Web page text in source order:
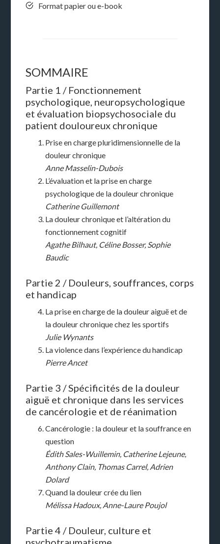
Format papier ou e-book
SOMMAIRE
Partie 1 / Fonctionnement
psychologique, neuropsychologique
et évaluation biopsychosociale du
patient douloureux chronique
Prise en charge pluridimensionnelle de la
douleur chronique
Anne Masselin-Dubois
L’évaluation et la prise en charge
psychologique de la douleur chronique
Catherine Guillemont
La douleur chronique et l’altération du
fonctionnement cognitif
Agathe Bilhaut, Céline Bosser, Sophie
Baudic
Partie 2 / Douleurs, souffrances, corps
et handicap
La prise en charge de la douleur aiguë et de
la douleur chronique chez les sportifs
Julie Wynants
La violence dans l’expérience du handicap
Pierre Ancet
Partie 3 / Spécificités de la douleur
aiguë et chronique dans les services
de cancérologie et de réanimation
Cancérologie : la douleur et la souffrance en
question
Édith Sales-Wuillemin, Catherine Lejeune,
Anthony Clain, Thomas Carrel, Adrien
Dolard
Quand la douleur crée du lien
Mélissa Hadoux, Anne-Laure Poujol
Partie 4 / Douleur, culture et